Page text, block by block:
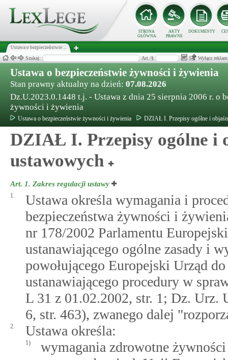
STRONA
GŁÓWNA
AKTY
PRAWNE
DOKUMENTY
Ustawa o bezpieczeństwie ...
Szukaj: Art./§ Wyłącz
Ustawa o bezpieczeństwie żywności i żywienia
Stan prawny aktualny na dzień: 07.08.2026
Dz.U.2023.0.1448 t.j. - Ustawa z dnia 25 sierpnia 2006 r. o
żywności i żywienia
Ustawa o bezpieczeństwie żywności i żywienia DZIAŁ I. Przepisy ogólne i
DZIAŁ I. Przepisy ogólne i
ustawowych
Art. 1. Zakres regulacji ustawy
1.
Ustawa określa wymagania i
bezpieczeństwa żywności i
nr 178/2002 Parlamentu
ustanawiającego ogólne zasady i
powołującego Europejski Urząd
ustanawiającego procedury w
L 31 z 01.02.2002, str. 1; Dz. Urz.
6, str. 463), zwanego dalej
2. Ustawa określa:
1)
wymagania zdrowotne